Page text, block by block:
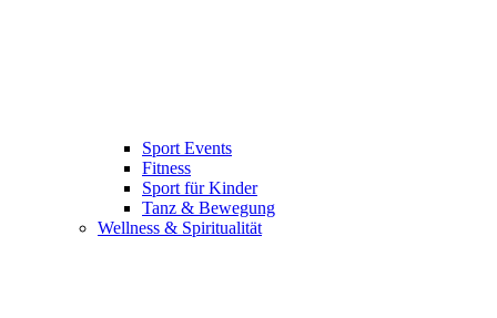
Sport Events
Fitness
Sport für Kinder
Tanz & Bewegung
Wellness & Spiritualität